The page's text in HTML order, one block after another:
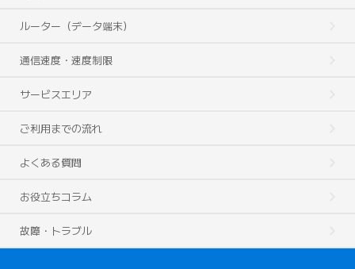
ルーター（データ端末）
通信速度・速度制限
サービスエリア
ご利用までの流れ
よくある質問
お役立ちコラム
故障・トラブル